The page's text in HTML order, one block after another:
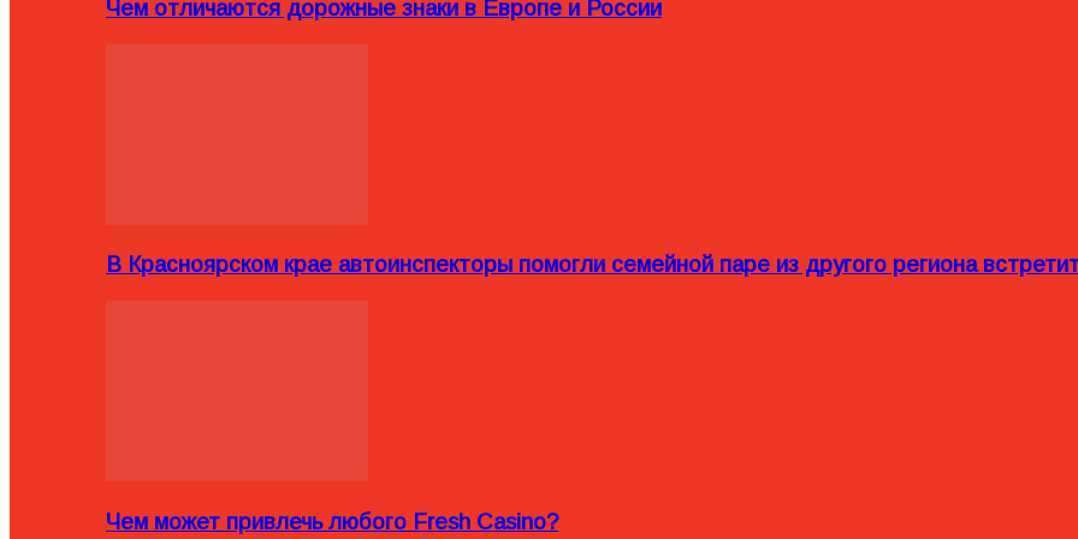
Чем отличаются дорожные знаки в Европе и России
В Красноярском крае автоинспекторы помогли семейной паре из другого региона
Чем может привлечь любого Fresh Casino?